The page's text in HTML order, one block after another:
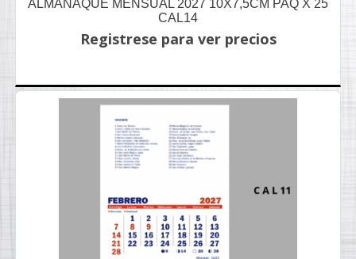
ALMANAQUE MENSUAL 2027 10X7,5CM PAQ X 25
CAL14
Registrese para ver precios